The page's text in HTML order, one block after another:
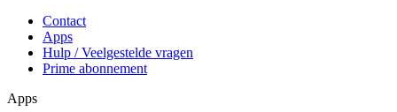
Contact
Apps
Hulp / Veelgestelde vragen
Prime abonnement
Apps